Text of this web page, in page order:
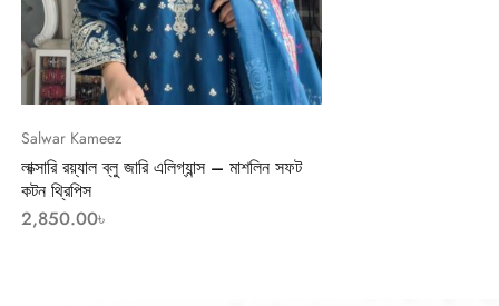
Salwar Kameez
লাক্সারি রয়্যাল ব্লু জারি এলিগ্যান্স – মাশলিন সফট
কটন থ্রিপিস
2,850.00৳